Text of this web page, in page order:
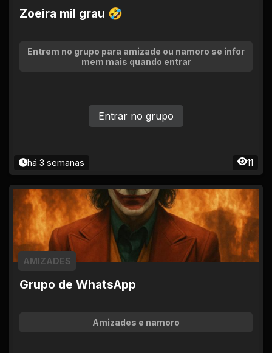
Zoeira mil grau 🤣
Entrem no grupo para amizade ou namoro se infor
mem mais quando entrar
há 3 semanas 11
Entrar no grupo
Grupo de WhatsApp
AMIZADES
Amizades e namoro